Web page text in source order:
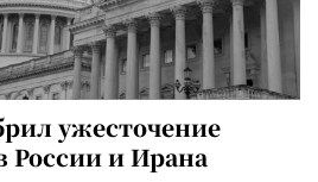
ужесточение
России и Ирана